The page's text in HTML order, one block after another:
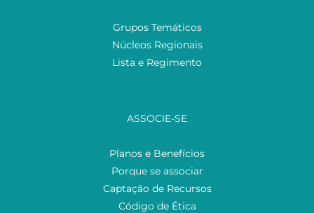
Grupos Temáticos
Núcleos Regionais
Lista e Regimento
ASSOCIE-SE
Planos e Benefícios
Porque se associar
Captação de Recursos
Código de Ética